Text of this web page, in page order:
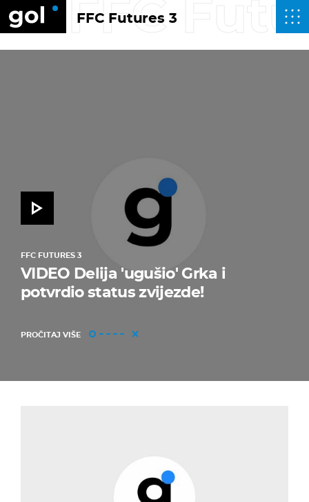
FFC Futures 3
FFC
FFC FUTURES 3
VIDEO Delija 'ugušio' Grka i
potvrdio status zvijezde!
PROČITAJ VIŠE